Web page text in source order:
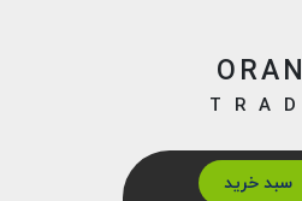
تهران/ تهران
سبد خرید